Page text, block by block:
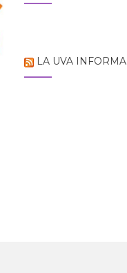
LA UVA INFORMA